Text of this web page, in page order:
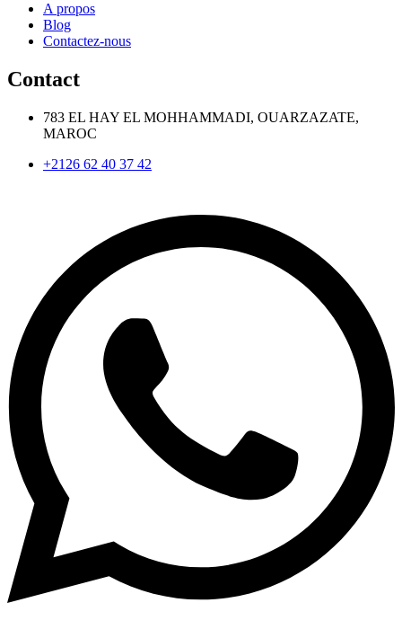
A propos
Blog
Contactez-nous
Contact
783 EL HAY EL MOHHAMMADI, OUARZAZATE,
MAROC
+2126 62 40 37 42